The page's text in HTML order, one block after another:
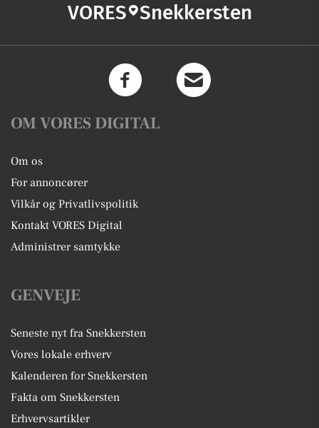
VORES Snekkersten
OM VORES DIGITAL
Om os
For annoncører
Vilkår og Privatlivspolitik
Kontakt VORES Digital
Administrer samtykke
GENVEJE
Seneste nyt fra Snekkersten
Vores lokale erhverv
Kalenderen for Snekkersten
Fakta om Snekkersten
Erhvervsartikler